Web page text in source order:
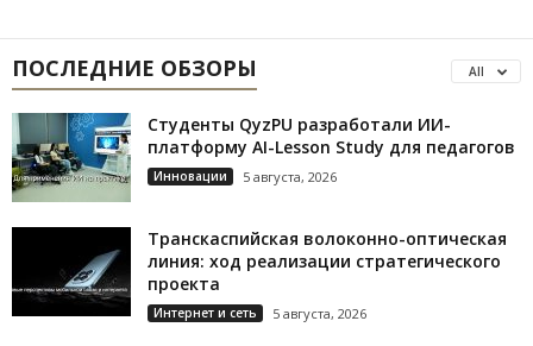
ПОСЛЕДНИЕ ОБЗОРЫ All
Студенты QyzPU разработали ИИ-
платформу AI-Lesson Study для педагогов
Инновации 5 августа, 2026
Транскаспийская волоконно-оптическая
линия: ход реализации стратегического
проекта
Интернет и сеть 5 августа, 2026